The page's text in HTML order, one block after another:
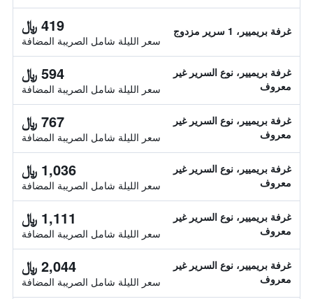
غرفة بريميير، 1 سرير مزدوج 419 ﷼
سعر الليلة شامل الصريبة المضافة
غرفة بريميير، نوع السرير غير
معروف
594 ﷼
سعر الليلة شامل الصريبة المضافة
غرفة بريميير، نوع السرير غير
معروف
767 ﷼
سعر الليلة شامل الصريبة المضافة
غرفة بريميير، نوع السرير غير
معروف
1,036 ﷼
سعر الليلة شامل الصريبة المضافة
غرفة بريميير، نوع السرير غير
معروف
1,111 ﷼
سعر الليلة شامل الصريبة المضافة
غرفة بريميير، نوع السرير غير
معروف
2,044 ﷼
سعر الليلة شامل الصريبة المضافة